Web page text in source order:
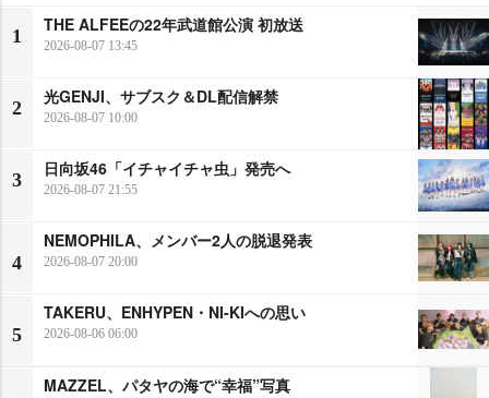
1
THE ALFEEの22年武道館公演 初放送
2026-08-07 13:45
2
光GENJI、サブスク＆DL配信解禁
2026-08-07 10:00
3
日向坂46「イチャイチャ虫」発売へ
2026-08-07 21:55
4
NEMOPHILA、メンバー2人の脱退発表
2026-08-07 20:00
5
TAKERU、ENHYPEN・NI-KIへの思い
2026-08-06 06:00
MAZZEL、パタヤの海で“幸福”写真